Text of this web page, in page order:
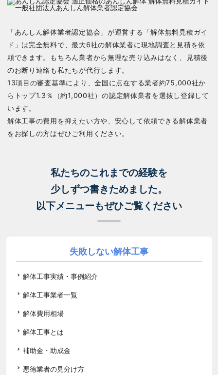
「あんしん解体業者認定協会」が運営する「解体無料見積ガイ
ド」は完全無料で、最大6社の解体業者に現地調査と見積を依
頼できます。もちろん業者から無理な売り込みはなく、見積後
のお断り連絡も私たちが代行します。
13項目の審査基準により、全国に点在する業者約75,000社か
らトップ1.3％（約1,000社）の認定解体業者を選抜し登録して
います。
解体工事の費用を抑えたい方や、安心して依頼できる解体業者
をお探しの方はぜひご利用ください。
私たちのこれまでの経験を
少しずつ書きためました。
以下メニューもぜひご覧ください
失敗しない解体工事
解体工事実績・事例紹介
解体工事業者一覧
解体費用相場
解体工事とは
補助金・助成金
悪徳業者の見分け方